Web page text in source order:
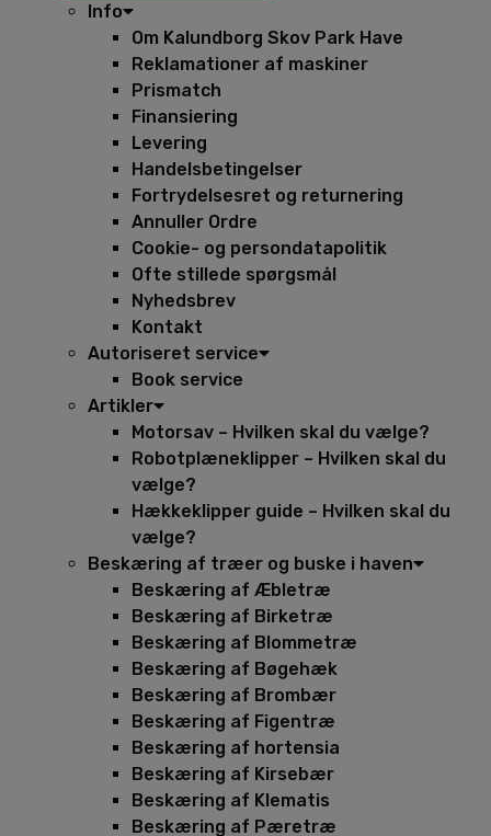
Info
Om Kalundborg Skov Park Have
Reklamationer af maskiner
Prismatch
Finansiering
Levering
Handelsbetingelser
Fortrydelsesret og returnering
Annuller Ordre
Cookie- og persondatapolitik
Ofte stillede spørgsmål
Nyhedsbrev
Kontakt
Autoriseret service
Book service
Artikler
Motorsav – Hvilken skal du vælge?
Robotplæneklipper – Hvilken skal du
vælge?
Hækkeklipper guide – Hvilken skal du
vælge?
Beskæring af træer og buske i haven
Beskæring af Æbletræ
Beskæring af Birketræ
Beskæring af Blommetræ
Beskæring af Bøgehæk
Beskæring af Brombær
Beskæring af Figentræ
Beskæring af hortensia
Beskæring af Kirsebær
Beskæring af Klematis
Beskæring af Pæretræ